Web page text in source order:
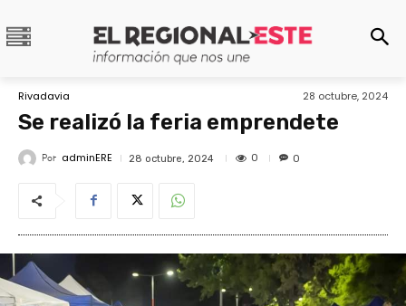
Rivadavia 28 octubre, 2024
Se realizó la feria emprendete
Por adminERE 28 octubre, 2024 0 0